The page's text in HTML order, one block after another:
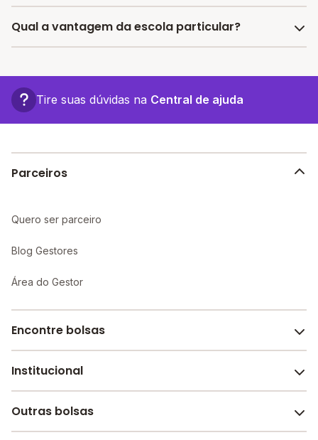
As escolas com mensalidades mais baratas de Feira de
Qual a vantagem da escola particular?
completa e recursos educacionais mais avançados,
proporcionando um ambiente propício ao
Tire suas dúvidas na Central de ajuda
Parceiros
Quero ser parceiro
Blog Gestores
Área do Gestor
Encontre bolsas
Melhores escolas de São Paulo
Escolas por cidade e bairro
Institucional
Sobre o Melhor Escola
Outras bolsas